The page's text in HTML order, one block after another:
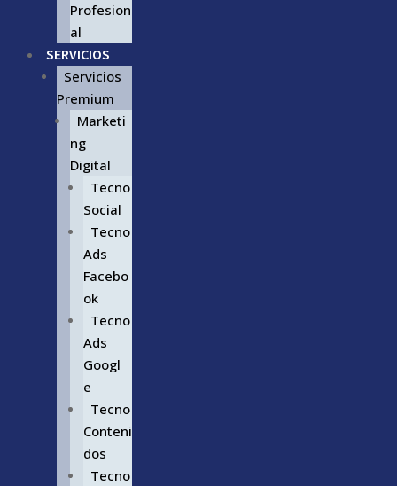
Profesion
al
SERVICIOS
Servicios
Premium
Marketi
ng
Digital
Tecno
Social
Tecno
Ads
Facebo
ok
Tecno
Ads
Googl
e
Tecno
Conteni
dos
Tecno